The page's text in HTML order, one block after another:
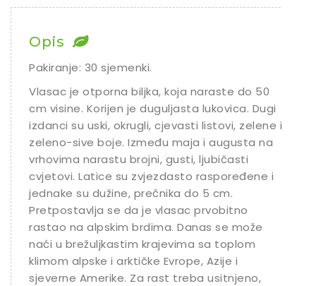
Ostalo sjeme
Opis
Pakiranje: 30 sjemenki.
Vlasac je otporna biljka, koja naraste do 50
cm visine. Korijen je duguljasta lukovica. Dugi
izdanci su uski, okrugli, cjevasti listovi, zelene ili
zeleno-sive boje. Između maja i augusta na
vrhovima narastu brojni, gusti, ljubičasti
cvjetovi. Latice su zvjezdasto raspoređene i
jednake su dužine, prečnika do 5 cm.
Pretpostavlja se da je vlasac prvobitno
rastao na alpskim brdima. Danas se može
naći u brežuljkastim krajevima sa toplom
klimom alpske i arktičke Evrope, Azije i
sjeverne Amerike. Za rast treba usitnjeno,